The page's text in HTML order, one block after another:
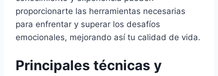
proporcionarte las herramientas necesarias
para enfrentar y superar los desafíos
emocionales, mejorando así tu calidad de vida.
Principales técnicas y